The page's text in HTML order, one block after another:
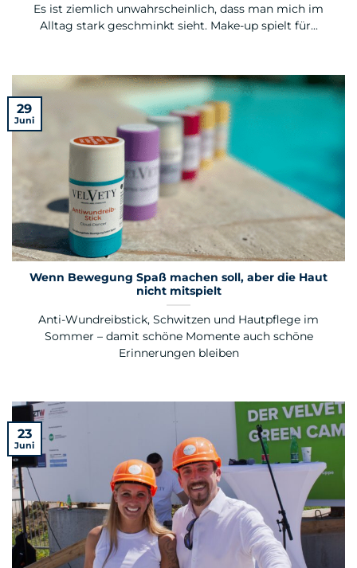
Es ist ziemlich unwahrscheinlich, dass man mich im
Alltag stark geschminkt sieht. Make-up spielt für...
Wenn Bewegung Spaß machen soll, aber die Haut
nicht mitspielt
Anti-Wundreibstick, Schwitzen und Hautpflege im
Sommer – damit schöne Momente auch schöne
Erinnerungen bleiben
29
Juni
23
Juni